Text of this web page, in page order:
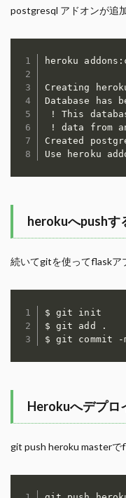
postgresql アドオンが追
heroku
Creating
Database has
! This
! data from
Created
Use heroku
herokuへpushす
続いてgitを使ってflaskア
$ git init
$ git add .
$ git commit
Herokuへデプロ
git push heroku masterで